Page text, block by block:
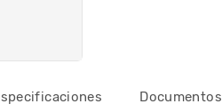
Documentos